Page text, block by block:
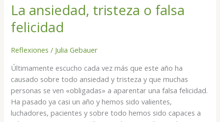
La ansiedad, tristeza o falsa
felicidad
Reflexiones / Julia Gebauer
Últimamente escucho cada vez más que este año ha
causado sobre todo ansiedad y tristeza y que muchas
personas se ven «obligadas» a aparentar una falsa felicidad.
Ha pasado ya casi un año y hemos sido valientes,
luchadores, pacientes y sobre todo hemos sido capaces a
La
ansiedad,
tristeza
falsa
felicidad